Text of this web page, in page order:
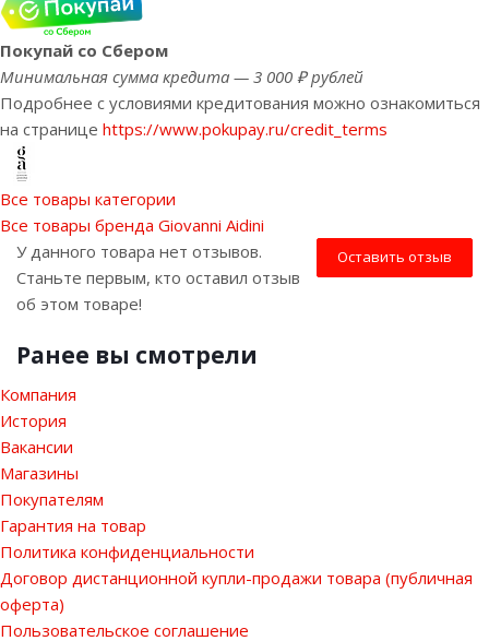
Покупай со Сбером
Минимальная сумма кредита — 3 000 ₽ рублей
Подробнее с условиями кредитования можно ознакомиться
на странице https://www.pokupay.ru/credit_terms
Все товары категории
Все товары бренда Giovanni Aidini
Оставить отзыв
У данного товара нет отзывов.
Станьте первым, кто оставил отзыв
об этом товаре!
Ранее вы смотрели
Компания
История
Вакансии
Магазины
Покупателям
Гарантия на товар
Политика конфиденциальности
Договор дистанционной купли-продажи товара (публичная
оферта)
Пользовательское соглашение